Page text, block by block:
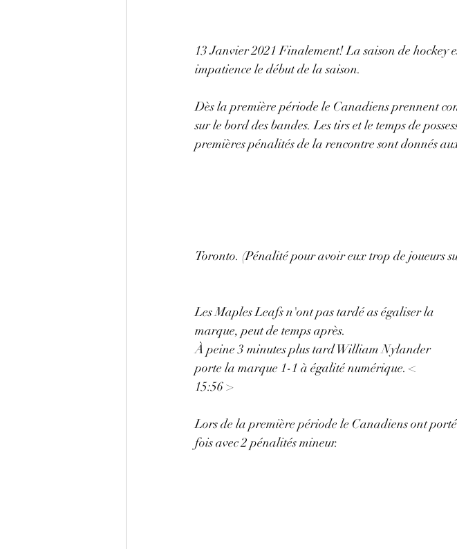
13 Janvier 2021 Finalement! La saison de hockey
impatience le début de la saison.
Dès la première période le Canadiens prennent
sur le bord des bandes. Les tirs et le temps de
premières pénalités de la rencontre sont donnés
Toronto. (Pénalité pour avoir eux trop de joueurs
Les Maples Leafs n'ont pas tardé as égaliser la
marque, peut de temps après.
À peine 3 minutes plus tard William Nylander
porte la marque 1-1 à égalité numérique. <
15:56 >
Lors de la première période le Canadiens ont
fois avec 2 pénalités mineur.